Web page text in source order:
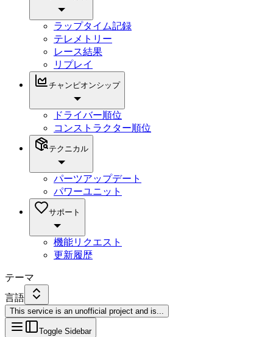
ラップタイム記録
テレメトリー
レース結果
リプレイ
チャンピオンシップ
ドライバー順位
コンストラクター順位
テクニカル
パーツアップデート
パワーユニット
サポート
機能リクエスト
更新履歴
テーマ
言語
This service is an unofficial project and is...
Toggle Sidebar